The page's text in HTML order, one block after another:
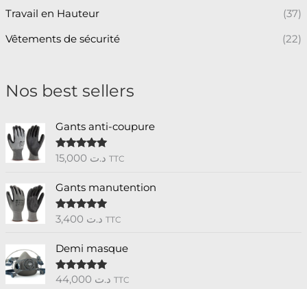
Travail en Hauteur (37)
Vêtements de sécurité (22)
Nos best sellers
Gants anti-coupure
Note5.00د.ت TTC
Gants manutention
Note5.00د.ت TTC
Demi masque
Note5.00د.ت TTC